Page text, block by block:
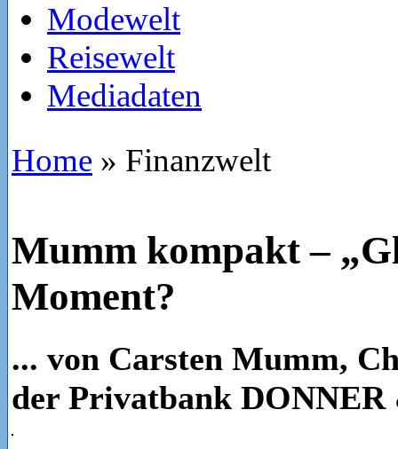
Modewelt
Reisewelt
Mediadaten
Home » Finanzwelt
Mumm kompakt –
Moment?
... von Carsten Mumm,
der Privatbank